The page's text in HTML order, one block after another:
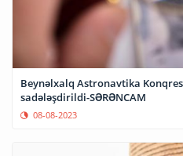
Beynəlxalq Astronavtika
sadələşdirildi-SƏRƏNCAM
08-08-2023